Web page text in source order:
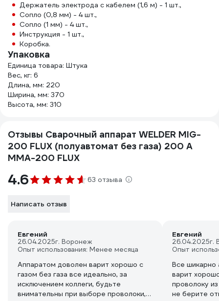
Держатель электрода с кабелем (1,6 м) - 1 шт.,
Сопло (0,8 мм) - 4 шт.,
Сопло (1 мм) - 4 шт.,
Инструкция - 1 шт.,
Коробка.
Упаковка
Единица товара: Штука
Вес, кг: 6
Длина, мм: 220
Ширина, мм: 370
Высота, мм: 310
Отзывы Сварочный аппарат WELDER MIG-
200 FLUX (полуавтомат без газа) 200 А
ММА-200 FLUX
4.6 63 отзыва
Написать отзыв
Евгений
26.04.2025г. Воронеж
Опыт использования: Менее месяца
Аппаратом доволен варит хорошо с
газом без газа все идеально, за
исключением коллеги, будьте
внимательны при выборе проволоки,
Евгений
26.04.2025г.
Опыт
Все шикарно
варит
проволоку
не берите